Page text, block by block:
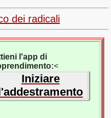
dei radicali
l'app di
<
Iniziare